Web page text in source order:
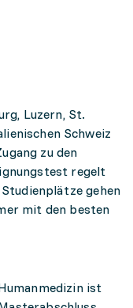
Luzern, St.
Schweiz
zu den
regelt
gehen
mit den besten
ist